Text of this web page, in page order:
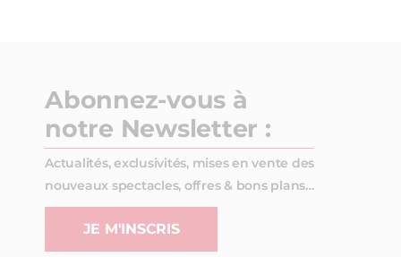
Abonnez-vous à
notre Newsletter :
Actualités, exclusivités, mises en vente des
nouveaux spectacles, offres & bons plans…
JE M'INSCRIS